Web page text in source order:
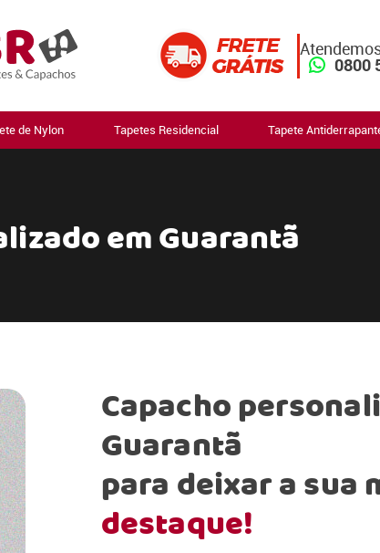
0800
de Nylon Tapetes Residencial Tapete
em Guarantã
Capacho
Guarantã
para deixar a sua
destaque!